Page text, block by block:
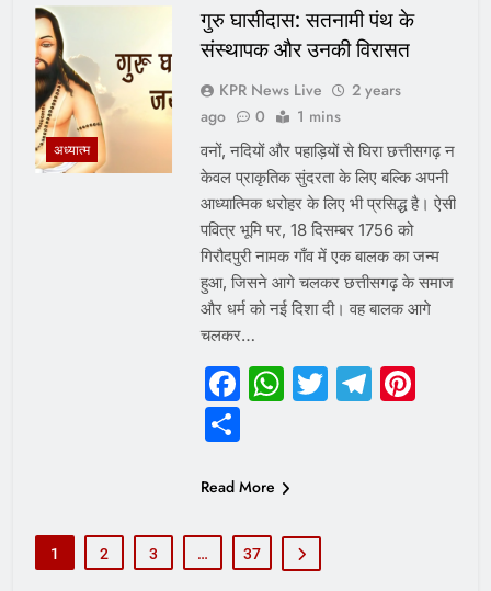
अध्यात्म
गुरु घासीदास: सतनामी पंथ के
संस्थापक और उनकी विरासत
KPR News Live
2 years
ago
0 1 mins
वनों, नदियों और पहाड़ियों से घिरा छत्तीसगढ़ न
केवल प्राकृतिक सुंदरता के लिए बल्कि अपनी
आध्यात्मिक धरोहर के लिए भी प्रसिद्ध है। ऐसी
पवित्र भूमि पर, 18 दिसम्बर 1756 को
गिरौदपुरी नामक गाँव में एक बालक का जन्म
हुआ, जिसने आगे चलकर छत्तीसगढ़ के समाज
और धर्म को नई दिशा दी। वह बालक आगे
चलकर…
Facebook
WhatsApp
Twitter
Share
Read More
1 2 3 … 37